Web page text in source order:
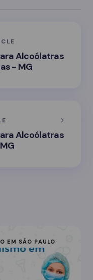
Alcoólatras
- MG
Alcoólatras
EM SÃO PAULO